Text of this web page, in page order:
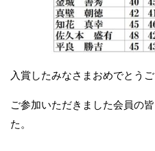
入賞したみなさまおめでとうご
ご参加いただきました会員の
た。